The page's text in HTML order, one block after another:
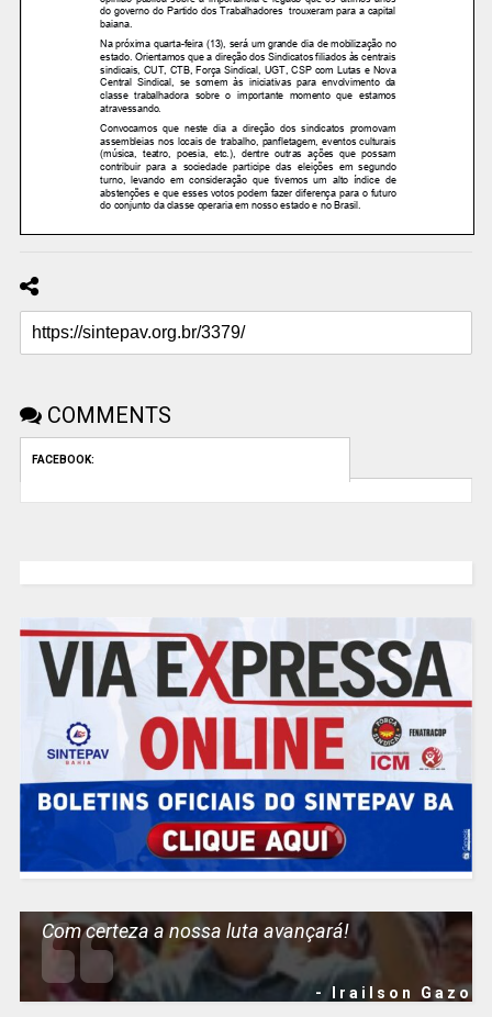
COMMENTS
FACEBOOK:
Com certeza a nossa luta avançará!
- Irailson Gazo